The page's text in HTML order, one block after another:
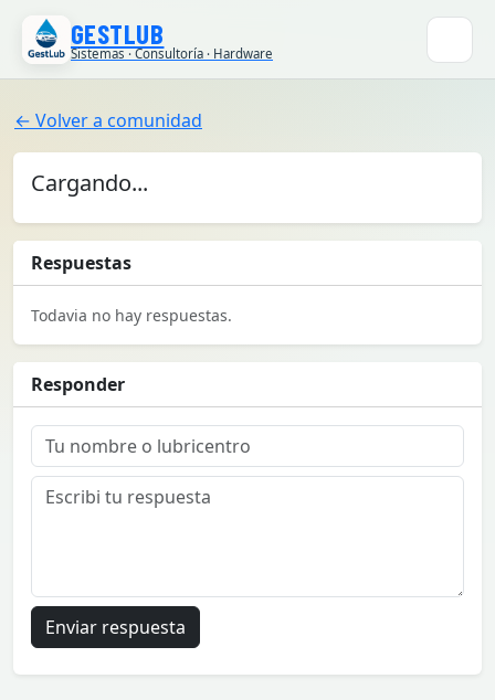
GESTLUB
Sistemas · Consultoría · Hardware
← Volver a comunidad
Cargando...
Respuestas
Todavia no hay respuestas.
Responder
Enviar respuesta